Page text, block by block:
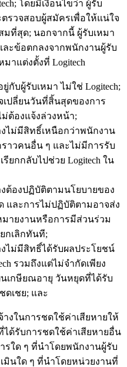
โดยมีเงื่อนไขว่า ผู้รับ
ตรวจสอบผู้สมัครเพื่อให้แน่ใจ
ที่สุด; นอกจากนี้ ผู้รับเหมา
ละข้อตกลงจากพนักงานผู้รับ
าแต่งตั้งที่ Logitech
กับผู้รับเหมา ไม่ใช่ Logitech;
เปลี่ยนวันที่สิ้นสุดของการ
ต้องแจ้งล่วงหน้า;
ไม่มีสิทธิ์เหนือกว่าพนักงาน
าวคนอื่น ๆ และไม่มีการรับ
ยกกลับไปช่วย Logitech ใน
ต้องปฏิบัติตามนโยบายของ
และการไม่ปฏิบัติตามอาจส่ง
ายงานหรือการมีส่วนร่วม
กเลิกทันที;
ไม่มีสิทธิ์ได้รับผลประโยชน์
รวมถึงแต่ไม่จำกัดเพียง
เกษียณอายุ วันหยุดที่ได้รับ
ดเชย; และ
งในการชดใช้ค่าเสียหายให้
ได้รับการชดใช้ค่าเสียหายอื่น
รใด ๆ ที่นำโดยพนักงานผู้รับ
มินใด ๆ ที่นำโดยหน่วยงานที่